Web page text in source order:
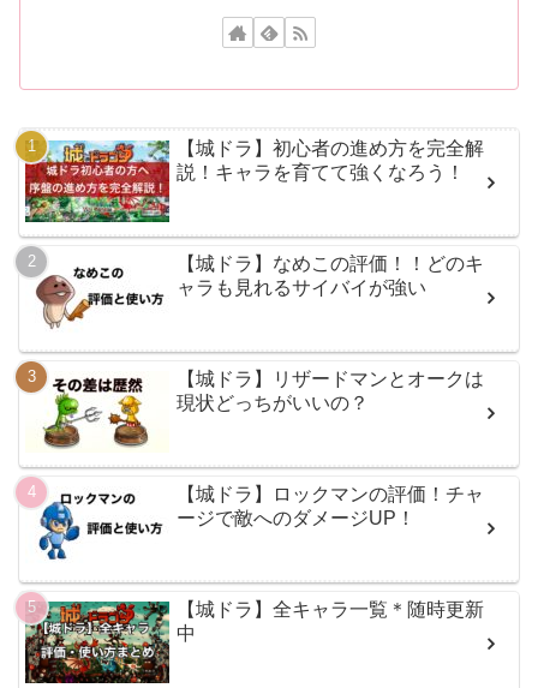
【城ドラ】初心者の進め方を完全解
説！キャラを育てて強くなろう！
【城ドラ】なめこの評価！！どのキ
ャラも見れるサイバイが強い
【城ドラ】リザードマンとオークは
現状どっちがいいの？
【城ドラ】ロックマンの評価！チャ
ージで敵へのダメージUP！
【城ドラ】全キャラ一覧＊随時更新
中